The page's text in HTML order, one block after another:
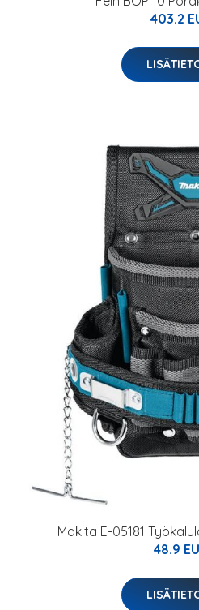
403.2
Makita E-05181
48.9